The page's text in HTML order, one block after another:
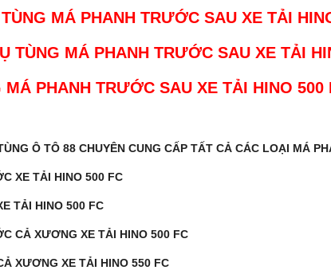
MÁ PHANH TRƯỚC SAU XE TẢI
TÙNG MÁ PHANH TRƯỚC SAU XE TẢI
MÁ PHANH TRƯỚC SAU XE TẢI HINO
Ô TÔ 88 CHUYÊN CUNG CẤP TẤT CẢ CÁC LOẠI MÁ
XE TẢI HINO 500 FC
TẢI HINO 500 FC
CẢ XƯƠNG XE TẢI HINO 500 FC
XƯƠNG XE TẢI HINO 550 FC